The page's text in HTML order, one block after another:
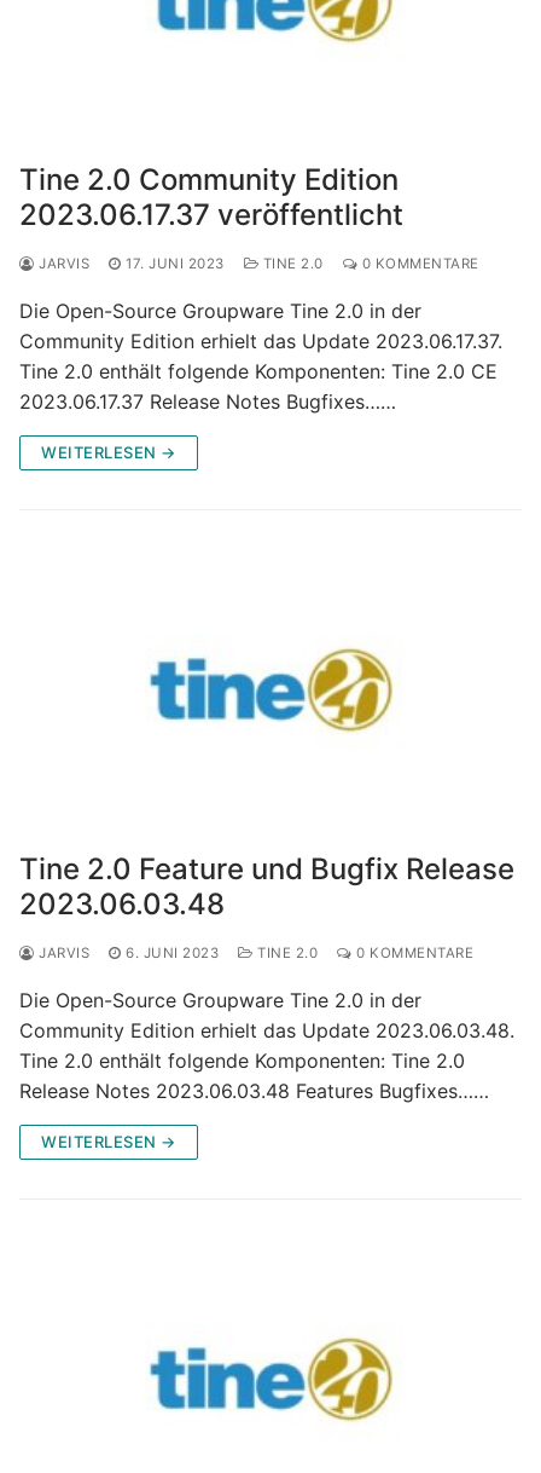
Tine 2.0 Community Edition
2023.06.17.37 veröffentlicht
JARVIS 17. JUNI 2023 TINE 2.0 0 KOMMENTARE
Die Open-Source Groupware Tine 2.0 in der
Community Edition erhielt das Update 2023.06.17.37.
Tine 2.0 enthält folgende Komponenten: Tine 2.0 CE
2023.06.17.37 Release Notes Bugfixes……
WEITERLESEN →
Tine 2.0 Feature und Bugfix Release
2023.06.03.48
JARVIS 6. JUNI 2023 TINE 2.0 0 KOMMENTARE
Die Open-Source Groupware Tine 2.0 in der
Community Edition erhielt das Update 2023.06.03.48.
Tine 2.0 enthält folgende Komponenten: Tine 2.0
Release Notes 2023.06.03.48 Features Bugfixes……
WEITERLESEN →